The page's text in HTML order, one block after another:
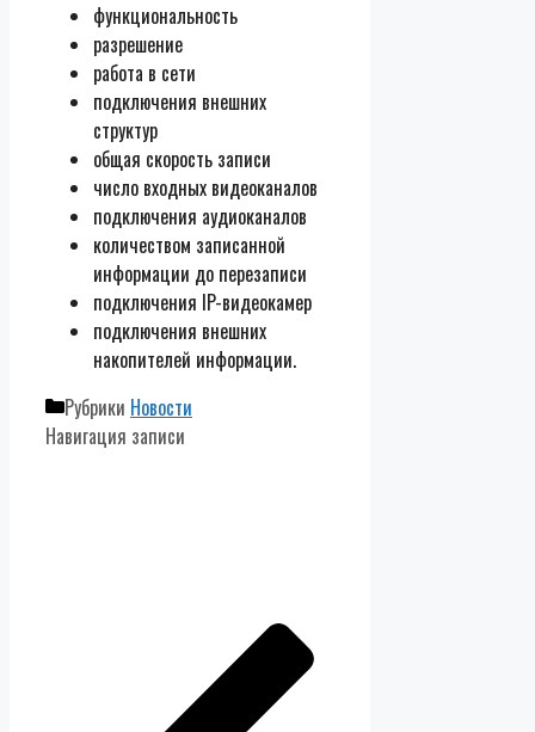
функциональность
разрешение
работа в сети
подключения внешних
структур
общая скорость записи
число входных видеоканалов
подключения аудиоканалов
количеством записанной
информации до перезаписи
подключения IP-видеокамер
подключения внешних
накопителей информации.
Рубрики Новости
Навигация записи